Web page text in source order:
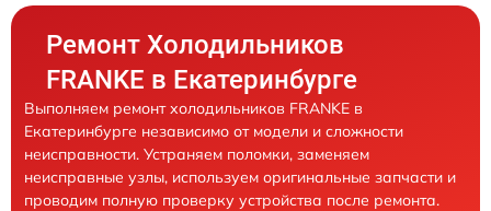
Ремонт Холодильников
FRANKE в Екатеринбурге
Выполняем ремонт холодильников FRANKE в
Екатеринбурге независимо от модели и сложности
неисправности. Устраняем поломки, заменяем
неисправные узлы, используем оригинальные запчасти и
проводим полную проверку устройства после ремонта.